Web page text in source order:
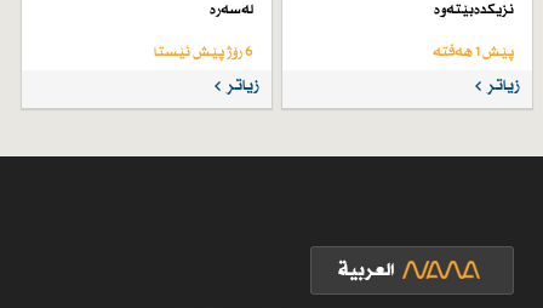
نزیكدەبێتەوە
پێش 1 هەفتە
زیاتر
لەسەرە
6 رۆژ پێش ئێستا
زیاتر